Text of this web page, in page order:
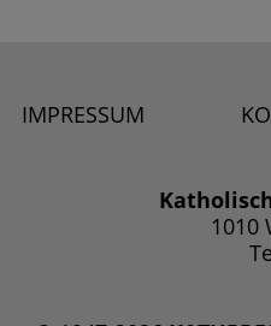
IMPRESSUM
1010